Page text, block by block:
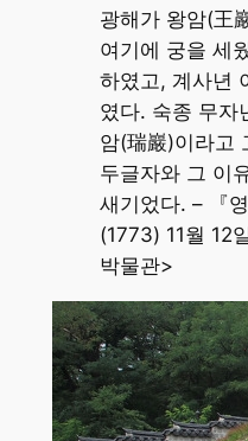
광해가 왕암(王
여기에 궁을 세
하였고, 계사년
였다. 숙종 무자
암(瑞巖)이라고
두글자와 그 이
새기었다. – 『
(1773) 11월 12
박물관>